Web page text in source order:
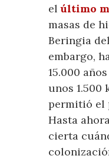
elúltimo
masas de
Beringia
embargo,
15.000
unos 1.500
permitió el
Hasta
cierta